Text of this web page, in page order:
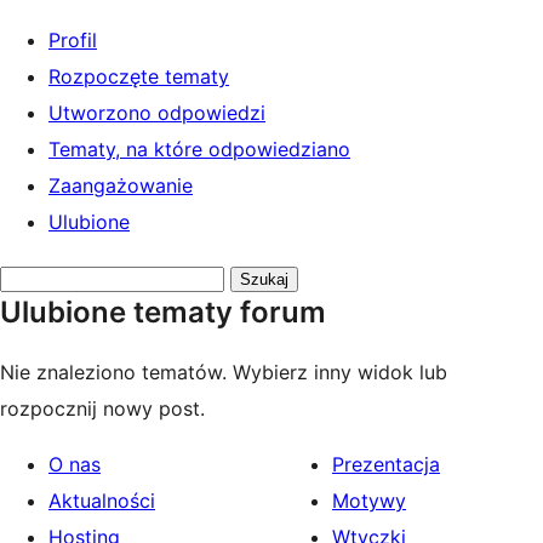
Profil
Rozpoczęte tematy
Utworzono odpowiedzi
Tematy, na które odpowiedziano
Zaangażowanie
Ulubione
tematy:
Ulubione tematy forum
Nie znaleziono tematów. Wybierz inny widok lub
rozpocznij nowy post.
O nas
Aktualności
Hosting
Prezentacja
Motywy
Wtyczki